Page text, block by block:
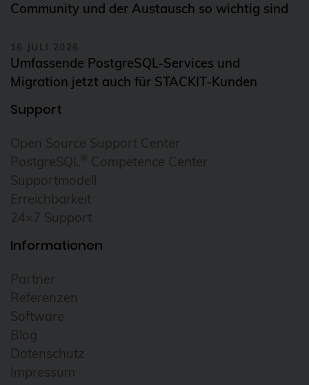
Community und der Austausch so wichtig sind
16 JULI 2026
Umfassende PostgreSQL-Services und
Migration jetzt auch für STACKIT-Kunden
Support
Open Source Support Center
PostgreSQL ® Competence Center
Supportmodell
Erreichbarkeit
24×7 Support
Informationen
Partner
Referenzen
Software
Blog
Datenschutz
Impressum